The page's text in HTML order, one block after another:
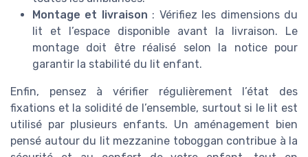
Montage et livraison : Vérifiez les dimensions du
lit et l’espace disponible avant la livraison. Le
montage doit être réalisé selon la notice pour
garantir la stabilité du lit enfant.
Enfin, pensez à vérifier régulièrement l’état des
fixations et la solidité de l’ensemble, surtout si le lit est
utilisé par plusieurs enfants. Un aménagement bien
pensé autour du lit mezzanine toboggan contribue à la